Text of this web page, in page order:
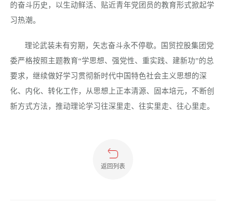
的奋斗历史，以生动鲜活、贴近青年党团员的教育形式掀起学
习热潮。
理论武装未有穷期，矢志奋斗永不停歇。国贸控股集团党
委严格按照主题教育“学思想、强党性、重实践、建新功”的总
要求，继续做好学习贯彻新时代中国特色社会主义思想的深
化、内化、转化工作，从思想上正本清源、固本培元，不断创
新方式方法，推动理论学习往深里走、往实里走、往心里走。
返回列表